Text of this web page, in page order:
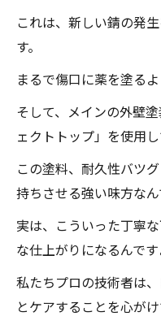
これは、新しい錆の発
す。
まるで傷口に薬を塗る
そして、メインの外壁
ェクトトップ」を使用し
この塗料、耐久性バツ
持ちさせる強い味方なん
実は、こういった丁寧
な仕上がりになるんです
私たちプロの技術者は
とケアすることを心がけ